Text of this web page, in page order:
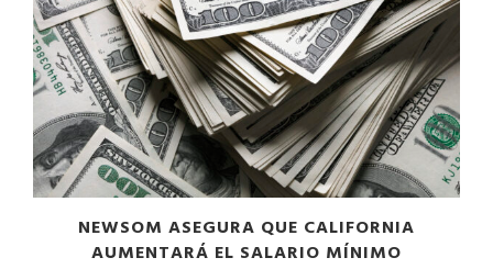
NEWSOM ASEGURA QUE CALIFORNIA
AUMENTARÁ EL SALARIO MÍNIMO